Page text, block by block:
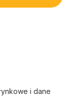
i dane